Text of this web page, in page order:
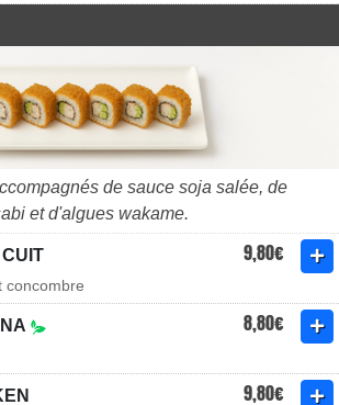
de sauce soja salée, de
et d'algues wakame.
9,80€
concombre
8,80€
9,80€